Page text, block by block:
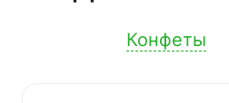
Конфеты